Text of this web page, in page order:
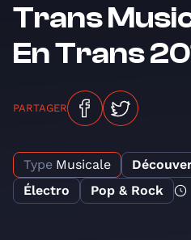
Trans
En Trans
PARTAGER
Type Musicale
Électro
Pop & Rock